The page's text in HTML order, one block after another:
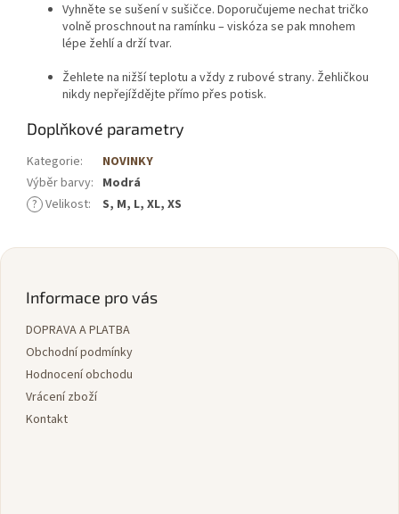
Vyhněte se sušení v sušičce. Doporučujeme nechat tričko
volně proschnout na ramínku – viskóza se pak mnohem
lépe žehlí a drží tvar.
Žehlete na nižší teplotu a vždy z rubové strany. Žehličkou
nikdy nepřejíždějte přímo přes potisk.
Doplňkové parametry
Kategorie:
NOVINKY
Výběr barvy: Modrá
? Velikost: S, M, L, XL, XS
Z
Informace pro vás
DOPRAVA A PLATBA
Obchodní podmínky
Hodnocení obchodu
Vrácení zboží
Kontakt